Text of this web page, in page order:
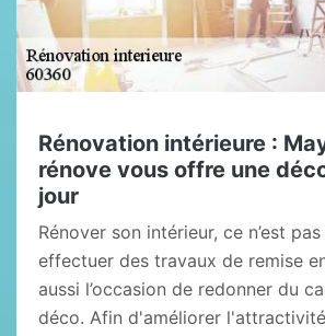
Rénovation intérieure :
rénove vous offre une
jour
Rénover son intérieur, ce n’est
effectuer des travaux de remise
aussi l’occasion de redonner du
déco. Afin d'améliorer